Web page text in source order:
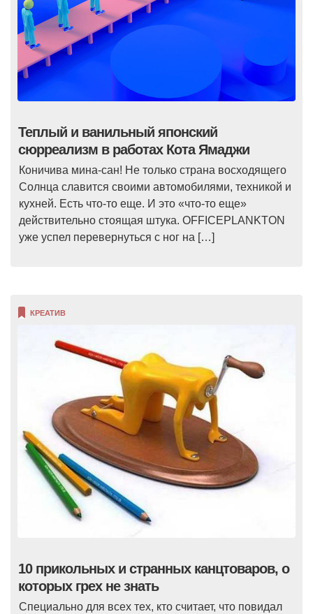
Теплый и ванильный японский
сюрреализм в работах Кота Ямаджи
Коничива мина-сан! Не только страна восходящего
Солнца славится своими автомобилями, техникой и
кухней. Есть что-то еще. И это «что-то еще»
действительно стоящая штука. OFFICEPLANKTON
уже успел перевернуться с ног на […]
КРЕАТИВ
10 прикольных и странных канцтоваров, о
которых грех не знать
Специально для всех тех, кто считает, что повидал